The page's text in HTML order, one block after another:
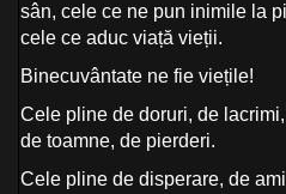
sân, cele ce ne pun inimile la
cele ce aduc viață vieții.
Binecuvântate ne fie viețile!
Cele pline de doruri, de
de toamne, de pierderi.
Cele pline de disperare, de